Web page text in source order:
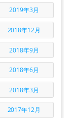
2019年3月
2018年12月
2018年9月
2018年6月
2018年3月
2017年12月